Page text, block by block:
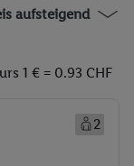
aufsteigend
1 € = 0.93 CHF
2